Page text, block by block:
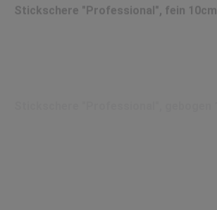
Stickschere "Professional", fein 10cm